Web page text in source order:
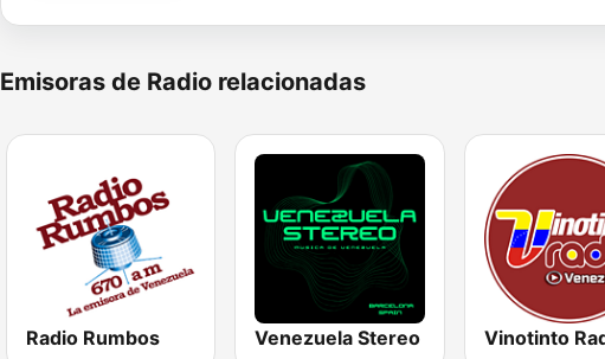
Emisoras de Radio relacionadas
Radio Rumbos Venezuela Stereo